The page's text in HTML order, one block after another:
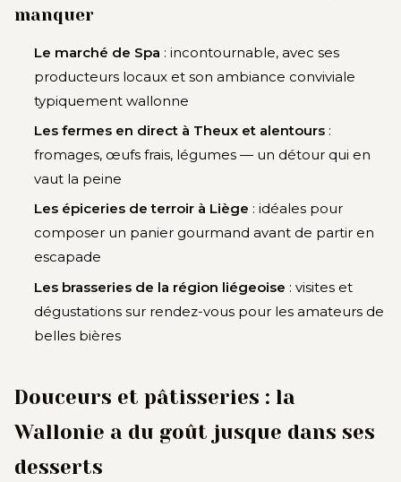
manquer
Le marché de Spa : incontournable, avec ses
producteurs locaux et son ambiance conviviale
typiquement wallonne
Les fermes en direct à Theux et alentours :
fromages, œufs frais, légumes — un détour qui en
vaut la peine
Les épiceries de terroir à Liège : idéales pour
composer un panier gourmand avant de partir en
escapade
Les brasseries de la région liégeoise : visites et
dégustations sur rendez-vous pour les amateurs de
belles bières
Douceurs et pâtisseries : la
Wallonie a du goût jusque dans ses
desserts